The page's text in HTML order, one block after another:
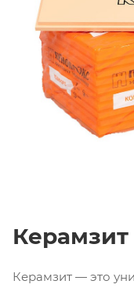
Керамзит
Керамзит — это